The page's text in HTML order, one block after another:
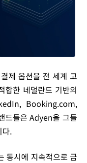
제 옵션을 전 세계 고
합한 네덜란드 기반의
Booking.com,
드들은 Adyen을 그들
다.
동시에 지속적으로 금